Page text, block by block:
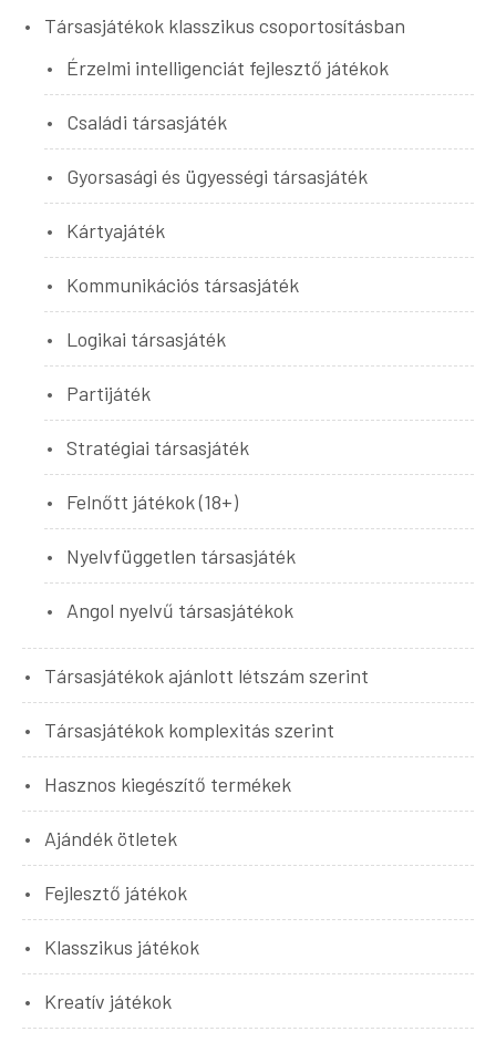
Társasjátékok klasszikus csoportosításban
Érzelmi intelligenciát fejlesztő játékok
Családi társasjáték
Gyorsasági és ügyességi társasjáték
Kártyajáték
Kommunikációs társasjáték
Logikai társasjáték
Partijáték
Stratégiai társasjáték
Felnőtt játékok (18+)
Nyelvfüggetlen társasjáték
Angol nyelvű társasjátékok
Társasjátékok ajánlott létszám szerint
Társasjátékok komplexitás szerint
Hasznos kiegészítő termékek
Ajándék ötletek
Fejlesztő játékok
Klasszikus játékok
Kreatív játékok